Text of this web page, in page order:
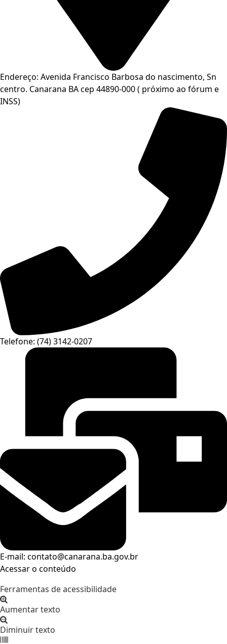
Endereço: Avenida Francisco Barbosa do nascimento, Sn
centro. Canarana BA cep 44890-000 ( próximo ao fórum e
INSS)
Telefone: (74) 3142-0207
E-mail: contato@canarana.ba.gov.br
Acessar o conteúdo
Ferramentas de acessibilidade
Aumentar texto
Diminuir texto